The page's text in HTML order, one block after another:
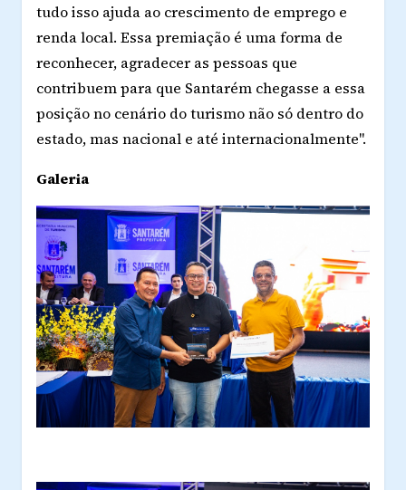
tudo isso ajuda ao crescimento de emprego e
renda local. Essa premiação é uma forma de
reconhecer, agradecer as pessoas que
contribuem para que Santarém chegasse a essa
posição no cenário do turismo não só dentro do
estado, mas nacional e até internacionalmente".
Galeria